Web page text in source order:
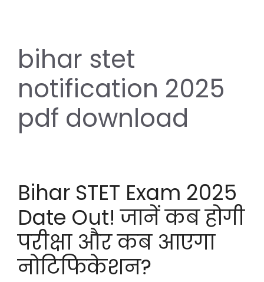
bihar stet
notification 2025
pdf download
Bihar STET Exam 2025
Date Out! जानें कब होगी
परीक्षा और कब आएगा
नोटिफिकेशन?